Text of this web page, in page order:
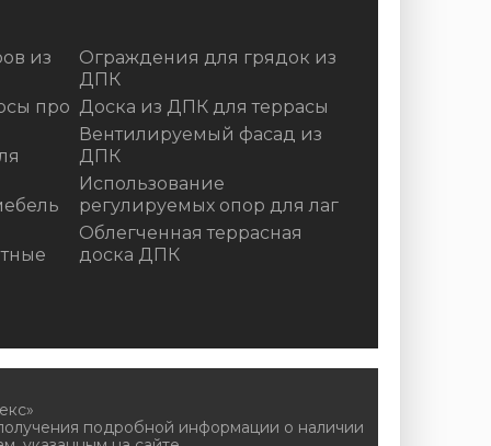
из
про
Ограждения для грядок из
ДПК
Доска из ДПК для террасы
Вентилируемый фасад из
ДПК
Использование
регулируемых опор для лаг
Облегченная террасная
доска ДПК
подробной информации о наличии